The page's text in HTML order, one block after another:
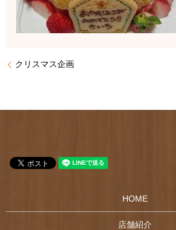
クリスマス企画
HOME
店舗紹介